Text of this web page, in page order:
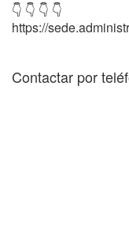
👇 👇 👇 👇
https://
Contactar por